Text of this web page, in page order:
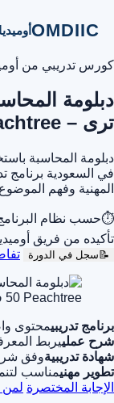
OMDIIC
كورس تدريبي من
ترى – Sage 50 Peachtree في السعودية
في السعودية برنامج
المهنية وفهم
⏱حسب نظام
تأكيده من فريق
📝 سجل في الدورة
برنامج تدريبيمحتوى
شرح عملييربط
شهادة تدريبيةوفق
تطوير مهنيمناسب
الإجابة المختصرة